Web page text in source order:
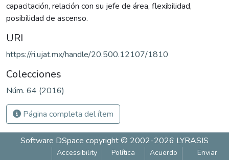
capacitación, relación con su jefe de área, flexibilidad,
posibilidad de ascenso.
URI
https://ri.ujat.mx/handle/20.500.12107/1810
Colecciones
Núm. 64 (2016)
Página completa del ítem
Software DSpace copyright © 2002-2026 LYRASIS
Accessibility
Política
Acuerdo
Enviar